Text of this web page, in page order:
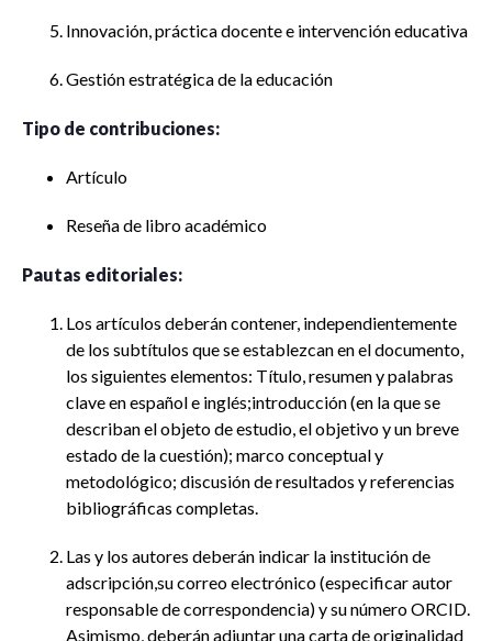
Innovación, práctica docente e intervención educativa
Gestión estratégica de la educación
Tipo de contribuciones:
Artículo
Reseña de libro académico
Pautas editoriales:
Los artículos deberán contener, independientemente
de los subtítulos que se establezcan en el documento,
los siguientes elementos: Título, resumen y palabras
clave en español e inglés;introducción (en la que se
describan el objeto de estudio, el objetivo y un breve
estado de la cuestión); marco conceptual y
metodológico; discusión de resultados y referencias
bibliográficas completas.
Las y los autores deberán indicar la institución de
adscripción,su correo electrónico (especificar autor
responsable de correspondencia) y su número ORCID.
Asimismo, deberán adjuntar una carta de originalidad